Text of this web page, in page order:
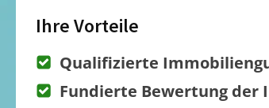
Ihre Vorteile
Qualifizierte
Fundierte Bewertung der